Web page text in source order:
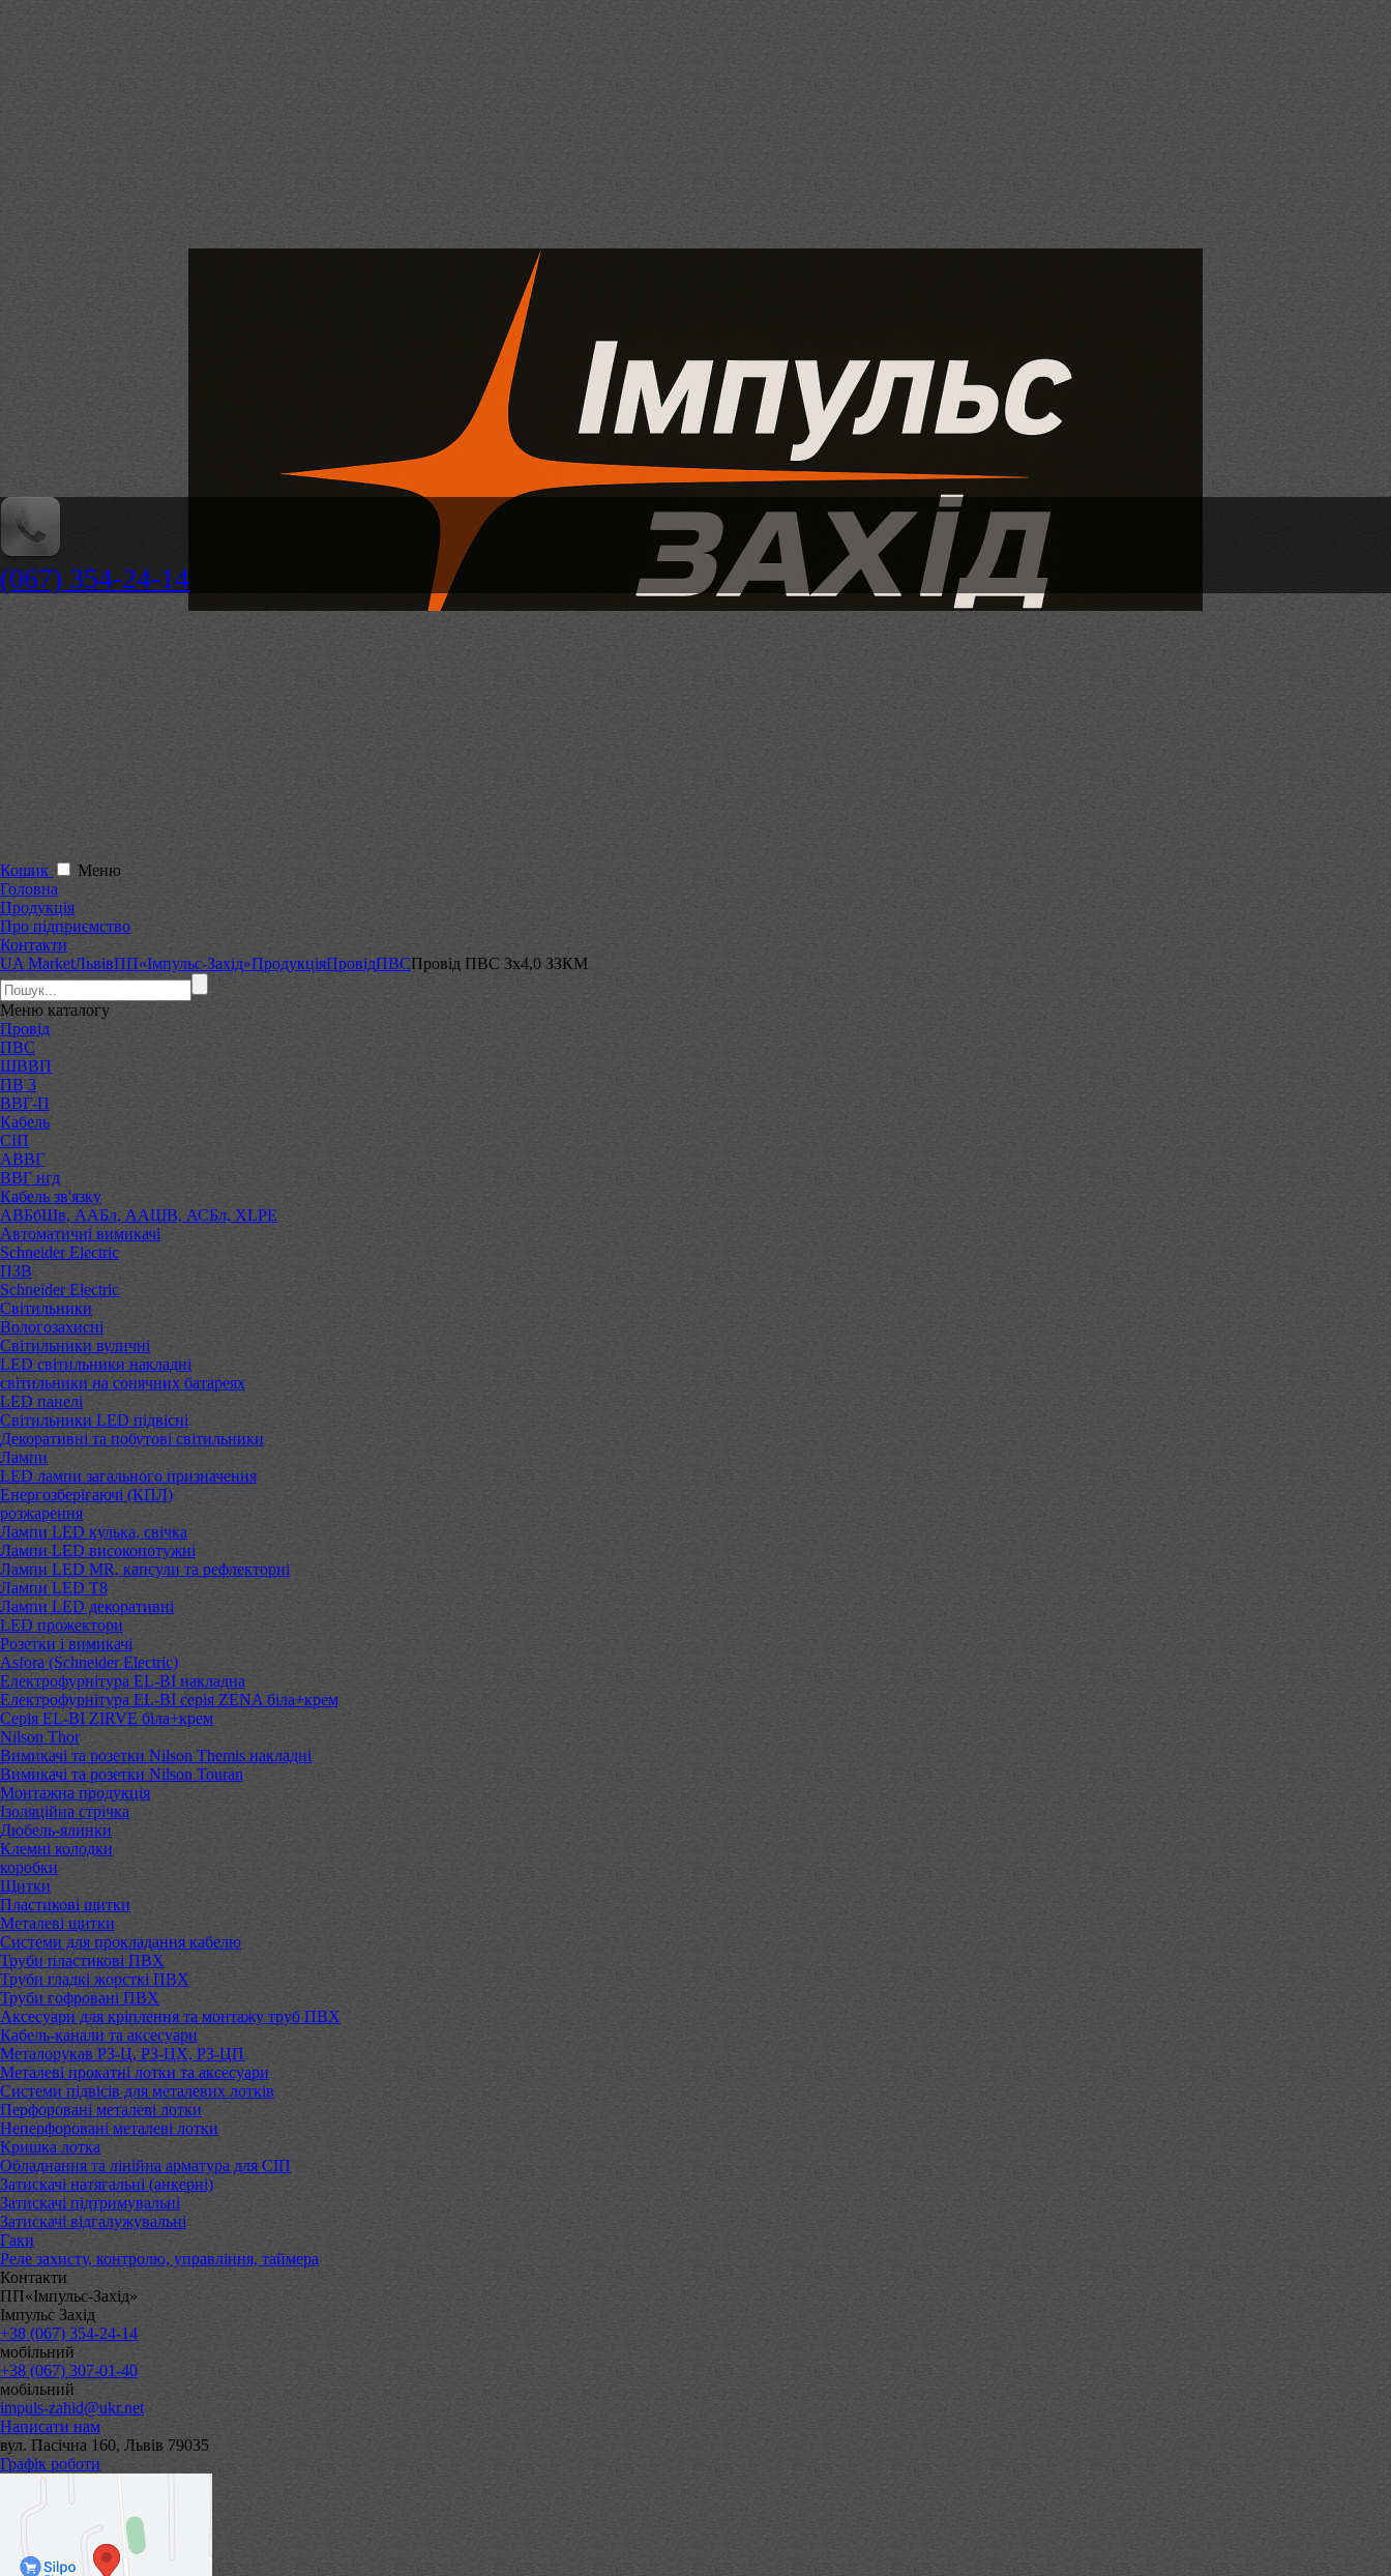
(067) 354-24-14
Кошик
Меню
Головна
Продукція
Про підприємство
Контакти
UA MarketЛьвівПП«Імпульс-Захід»ПродукціяПровідПВСПровід ПВС 3х4,0 ЗЗКМ
Меню каталогу
Провід
ПВС
ШВВП
ПВ 3
ВВГ-П
Кабель
СІП
АВВГ
ВВГ нгд
Кабель зв'язку
АВБбШв, ААБл, ААШВ, АСБл, XLPE
Автоматичні вимикачі
Schneider Electric
ПЗВ
Schneider Electric
Світильники
Вологозахисні
Світильники вуличні
LED світильники накладні
світильники на сонячних батареях
LED панелі
Світильники LED підвісні
Декоративні та побутові світильники
Лампи
LED лампи загального призначення
Енергозберігаючі (КПЛ)
розжарення
Лампи LED кулька, свічка
Лампи LED високопотужні
Лампи LED MR, капсули та рефлекторні
Лампи LED Т8
Лампи LED декоративні
LED прожектори
Розетки і вимикачі
Asfora (Schneider Electric)
Електрофурнітура EL-BI накладна
Електрофурнітура EL-BI серія ZENA біла+крем
Серія EL-BI ZIRVE біла+крем
Nilson Thor
Вимикачі та розетки Nilson Themis накладні
Вимикачі та розетки Nilson Touran
Монтажна продукція
Ізоляційна стрічка
Дюбель-ялинки
Клемні колодки
коробки
Щитки
Пластикові щитки
Металеві щитки
Системи для прокладання кабелю
Труби пластикові ПВХ
Труби гладкі жорсткі ПВХ
Труби гофровані ПВХ
Аксесуари для кріплення та монтажу труб ПВХ
Кабель-канали та аксесуари
Металорукав РЗ-Ц, РЗ-ЦХ, РЗ-ЦП
Металеві прокатні лотки та аксесуари
Системи підвісів для металевих лотків
Перфоровані металеві лотки
Неперфоровані металеві лотки
Кришка лотка
Обладнання та лінійна арматура для СІП
Затискачі натягальні (анкерні)
Затискачі підтримувальні
Затискачі відгалужувальні
Гаки
Реле захисту, контролю, управління, таймера
Контакти
ПП«Імпульс-Захід»
Імпульс Захід
+38 (067) 354-24-14
мобільний
+38 (067) 307-01-40
мобільний
impuls-zahid@ukr.net
Написати нам
вул. Пасічна 160, Львів 79035
Графік роботи